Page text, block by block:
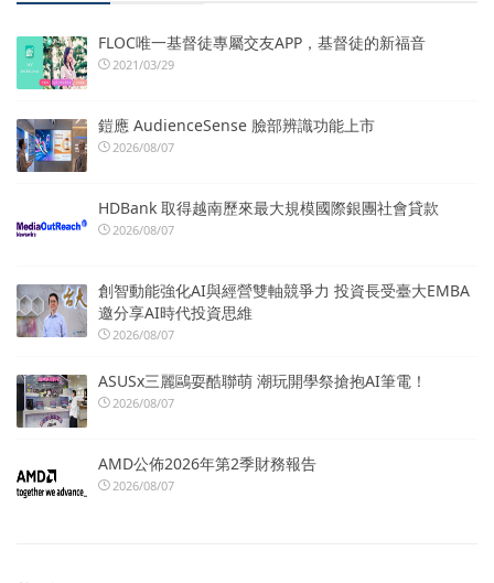
FLOC唯一基督徒專屬交友APP，基督徒的新福音
2021/03/29
鎧應 AudienceSense 臉部辨識功能上市
2026/08/07
HDBank 取得越南歷來最大規模國際銀團社會貸款
2026/08/07
創智動能強化AI與經營雙軸競爭力 投資長受臺大EMBA
邀分享AI時代投資思維
2026/08/07
ASUSx三麗鷗耍酷聯萌 潮玩開學祭搶抱AI筆電！
2026/08/07
AMD公佈2026年第2季財務報告
2026/08/07